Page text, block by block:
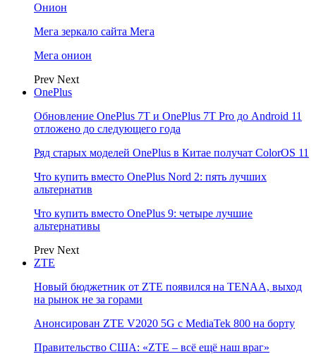
Онион
Мега зеркало сайта Мега
Мега онион
Prev Next
OnePlus
Обновление OnePlus 7T и OnePlus 7T Pro до Android 11
отложено до следующего года
Ряд старых моделей OnePlus в Китае получат ColorOS 11
Что купить вместо OnePlus Nord 2: пять лучших
альтернатив
Что купить вместо OnePlus 9: четыре лучшие
альтернативы
Prev Next
ZTE
Новый бюджетник от ZTE появился на TENAA, выход
на рынок не за горами
Анонсирован ZTE V2020 5G с MediaTek 800 на борту
Правительство США: «ZTE – всё ещё наш враг»